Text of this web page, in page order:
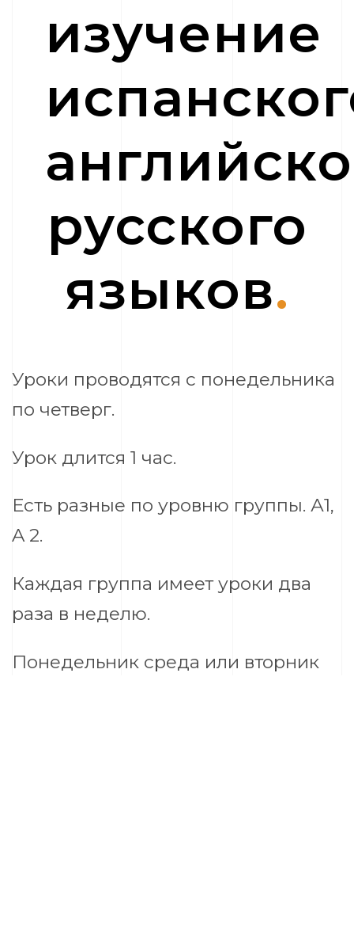
изучение
русского
языков.
Уроки проводятся с понедельника
по четверг.
Урок длится 1 час.
Есть разные по уровню группы. А1,
A 2.
Каждая группа имеет уроки два
раза в неделю.
Понедельник среда или вторник